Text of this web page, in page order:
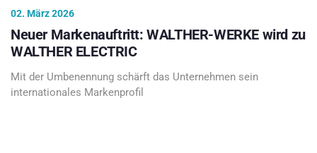
02. März 2026
Neuer Markenauftritt: WALTHER-WERKE wird zu
WALTHER ELECTRIC
Mit der Umbenennung schärft das Unternehmen sein
internationales Markenprofil